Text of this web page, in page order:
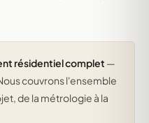
résidentiel complet —
couvrons l'ensemble
de la métrologie à la